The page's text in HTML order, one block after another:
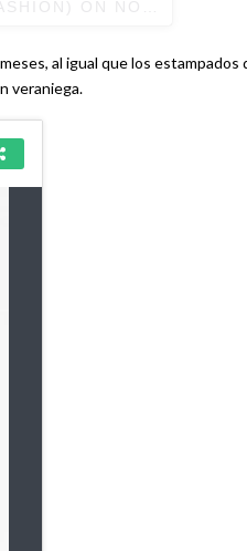
al igual que los estampados
veraniega.